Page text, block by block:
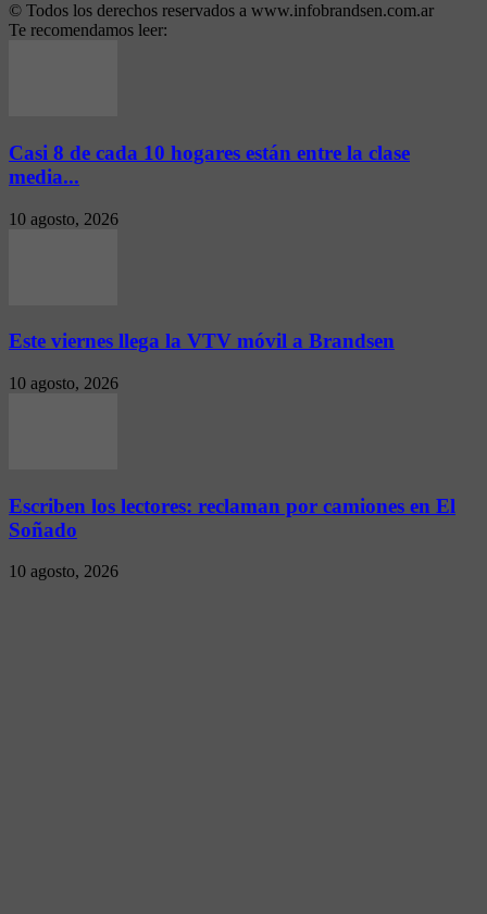
© Todos los derechos reservados a www.infobrandsen.com.ar
Te recomendamos leer:
Casi 8 de cada 10 hogares están entre la clase
media...
10 agosto, 2026
Este viernes llega la VTV móvil a Brandsen
10 agosto, 2026
Escriben los lectores: reclaman por camiones en El
Soñado
10 agosto, 2026